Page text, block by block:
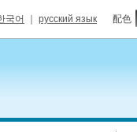
국어 русский язык 配色